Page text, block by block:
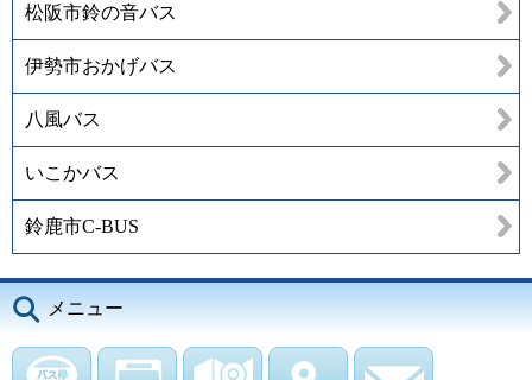
松阪市鈴の音バス
伊勢市おかげバス
八風バス
いこかバス
鈴鹿市C-BUS
メニュー